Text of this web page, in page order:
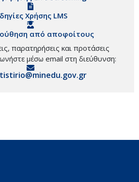
Χρήσης LMS
από αποφοίτους
παρατηρήσεις και προτάσεις
μέσω email στη διεύθυνση: